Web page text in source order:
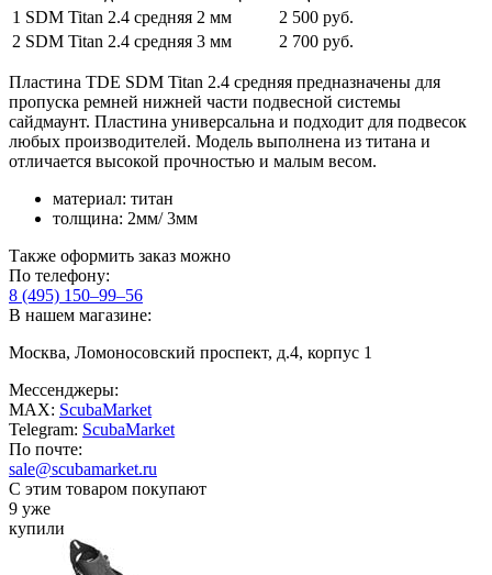
1 SDM Titan 2.4 средняя 2 мм
2 500 руб.
2 SDM Titan 2.4 средняя 3 мм 2 700 руб.
Пластина TDE SDM Titan 2.4 средняя предназначены для
пропуска ремней нижней части подвесной системы
сайдмаунт. Пластина универсальна и подходит для подвесок
любых производителей. Модель выполнена из титана и
отличается высокой прочностью и малым весом.
материал: титан
толщина: 2мм/ 3мм
Также оформить заказ можно
По телефону:
8 (495) 150–99–56
В нашем магазине:
Москва, Ломоносовский проспект, д.4, корпус 1
Мессенджеры:
MAX: ScubaMarket
Telegram: ScubaMarket
По почте:
sale@scubamarket.ru
С этим товаром покупают
9 уже
купили